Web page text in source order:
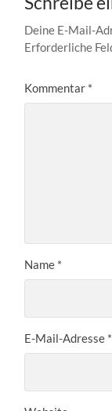
Deine E-Mail-
Erforderliche
Kommentar *
Name *
E-Mail-Adresse *